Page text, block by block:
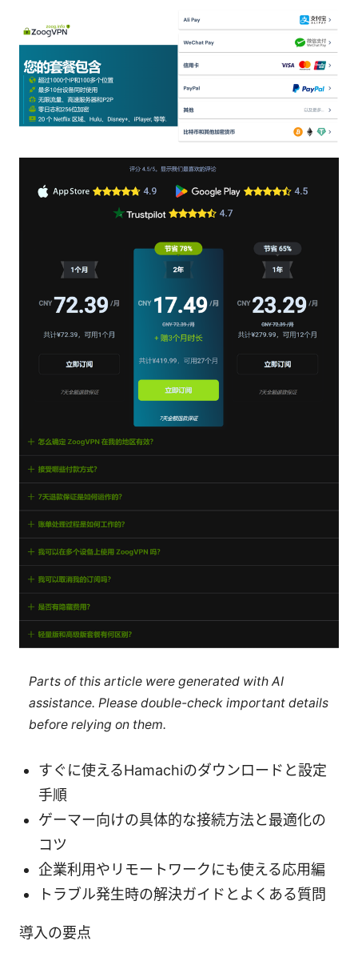
Parts of this article were generated with AI
assistance. Please double-check important details
before relying on them.
すぐに使えるHamachiのダウンロードと設定
手順
ゲーマー向けの具体的な接続方法と最適化の
コツ
企業利用やリモートワークにも使える応用編
トラブル発生時の解決ガイドとよくある質問
導入の要点